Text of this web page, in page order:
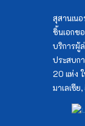
สุสานเน
ชิ้นเอกข
บริการผู้
ประสบก
20 แห่ง
มาเลเซีย